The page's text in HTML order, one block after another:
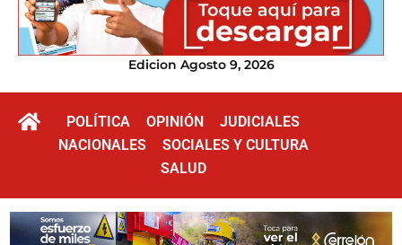
Edicion Agosto 9, 2026
POLÍTICA OPINIÓN
JUDICIALES
NACIONALES
SOCIALES Y CULTURA
SALUD